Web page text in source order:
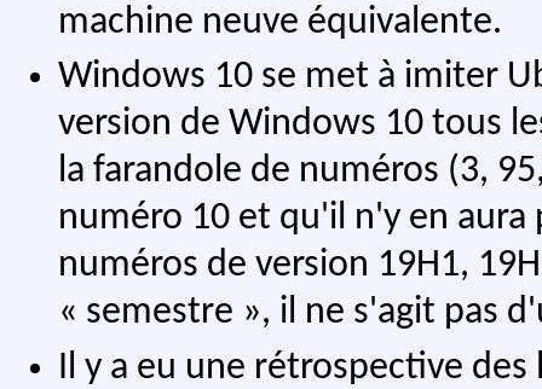
machine neuve équivalente.
Windows 10 se met à imiter
version de Windows 10 tous
la farandole de numéros (3,
numéro 10 et qu'il n'y en aura
numéros de version 19H1,
« semestre », il ne s'agit pas
Il y a eu une rétrospective